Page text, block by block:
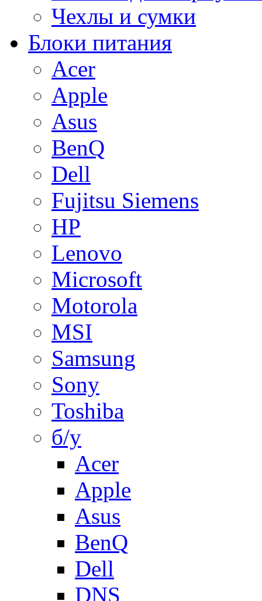
Чехлы и сумки
Блоки питания
Acer
Apple
Asus
BenQ
Dell
Fujitsu Siemens
HP
Lenovo
Microsoft
Motorola
MSI
Samsung
Sony
Toshiba
б/у
Acer
Apple
Asus
BenQ
Dell
DNS